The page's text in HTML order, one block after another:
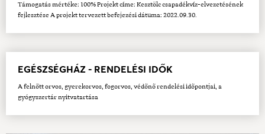
Támogatás mértéke: 100% Projekt címe: Kesztölc csapadékvíz-elvezetésének
fejlesztése A projekt tervezett befejezési dátuma: 2022.09.30.
EGÉSZSÉGHÁZ - RENDELÉSI IDŐK
A felnőtt orvos, gyerekorvos, fogorvos, védőnő rendelési időpontjai, a
gyógyszertár nyitvatartása